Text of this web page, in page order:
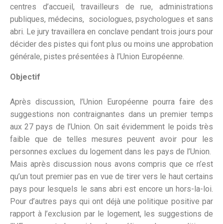
centres d’accueil, travailleurs de rue, administrations
publiques, médecins, sociologues, psychologues et sans
abri. Le jury travaillera en conclave pendant trois jours pour
décider des pistes qui font plus ou moins une approbation
générale, pistes présentées à l’Union Européenne.
Objectif
Après discussion, l’Union Européenne pourra faire des
suggestions non contraignantes dans un premier temps
aux 27 pays de l’Union. On sait évidemment le poids très
faible que de telles mesures peuvent avoir pour les
personnes exclues du logement dans les pays de l’Union.
Mais après discussion nous avons compris que ce n’est
qu’un tout premier pas en vue de tirer vers le haut certains
pays pour lesquels le sans abri est encore un hors-la-loi.
Pour d’autres pays qui ont déjà une politique positive par
rapport à l’exclusion par le logement, les suggestions de